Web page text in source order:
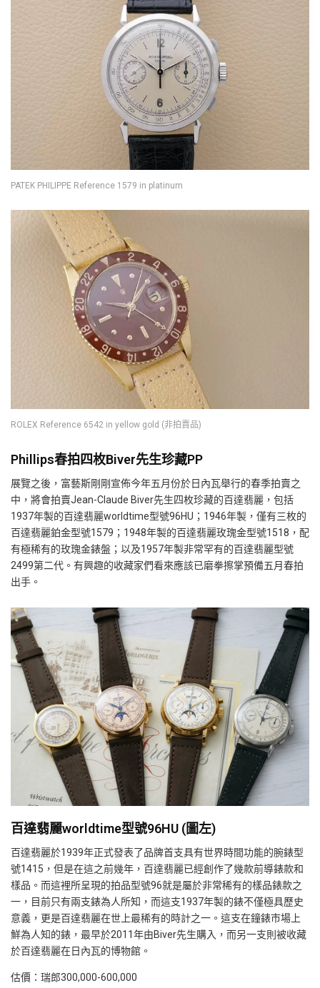
PATEK PHILIPPE Reference 1579 in platinum
ROLEX Reference 6542 in yellow gold (非拍賣品)
Phillips春拍四枚Biver先生珍藏PP
展覽之後，富藝斯剛剛宣佈今年五月份於日內瓦舉行的春季拍賣之
中，將會拍賣Jean-Claude Biver先生四枚珍藏的百達翡麗，包括
1937年製的百達翡麗worldtime型號96HU；1946年製，僅有三枚的
百達翡麗鉑金型號1579；1948年製的百達翡麗玫瑰金型號1518，配
有極稀有的玫瑰金錶盤；以及1957年製非常罕有的百達翡麗型號
2499第二代。有興趣的收藏家們看來應該已磨拳擦掌預備五月春拍
出手。
百達翡麗worldtime型號96HU (圖左)
百達翡麗於1939年正式發表了品牌首支具有世界時間功能的腕錶型
號1415，但是在這之前幾年，百達翡麗已經創作了幾款前導錶款和
樣品。而這裡所呈現的拍品型號96就是屬於非常稀有的樣品錶款之
一，目前只有兩支錶為人所知，而這支1937年製的錶不僅極具歷史
意義，更是百達翡麗在世上最稀有的時計之一。這支在鐘錶市場上
鮮為人知的錶，最早於2011年由Biver先生購入，而另一支則被收藏
於百達翡麗在日內瓦的博物館。
估價：瑞郎300,000-600,000